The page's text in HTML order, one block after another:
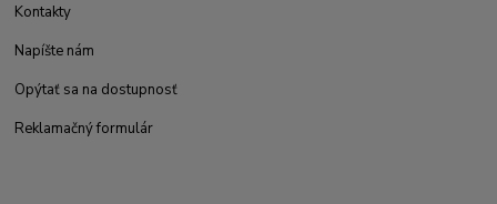
Kontakty
Napíšte nám
Opýtať sa na dostupnosť
Reklamačný formulár